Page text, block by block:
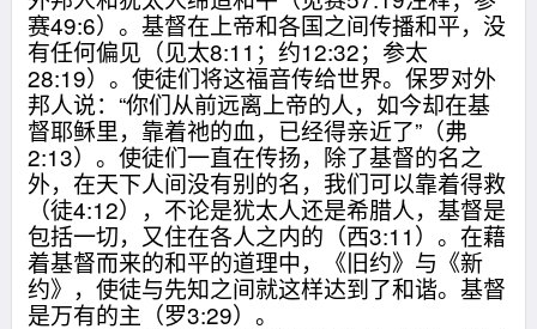
赛49:6）。基督在上帝和各国之间传播和平，没
有任何偏见（见太8:11；约12:32；参太
28:19）。使徒们将这福音传给世界。保罗对外
邦人说：“你们从前远离上帝的人，如今却在基
督耶稣里，靠着祂的血，已经得亲近了”（弗
2:13）。使徒们一直在传扬，除了基督的名之
外，在天下人间没有别的名，我们可以靠着得救
（徒4:12），不论是犹太人还是希腊人，基督是
包括一切，又住在各人之内的（西3:11）。在藉
着基督而来的和平的道理中，《旧约》与《新
约》，使徒与先知之间就这样达到了和谐。基督
是万有的主（罗3:29）。